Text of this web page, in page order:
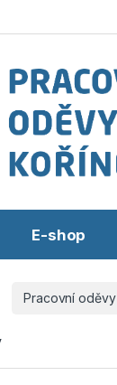
E-shop
Pracovní oděvy